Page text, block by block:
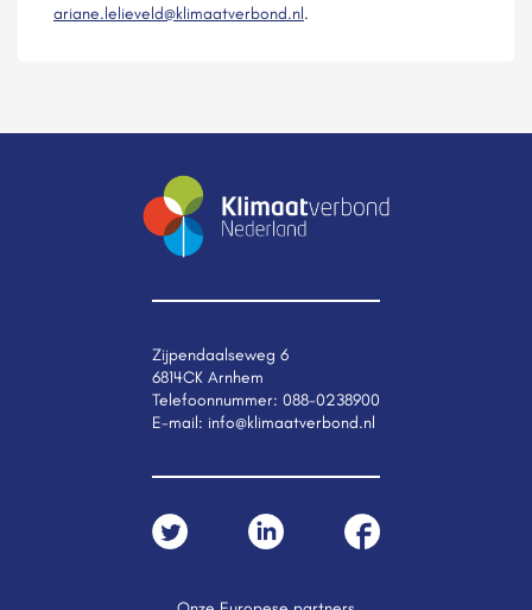
ariane.lelieveld@klimaatverbond.nl.
Zijpendaalseweg 6
6814CK Arnhem
Telefoonnummer: 088-0238900
E-mail: info@klimaatverbond.nl